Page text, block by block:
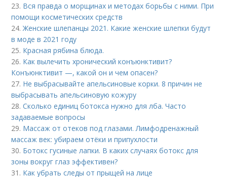
23. Вся правда о морщинах и методах борьбы с ними. При
помощи косметических средств
24.Женские шлепанцы 2021. Какие женские шлепки будут
в моде в 2021 году
25. Красная рябина блюда.
26. Как вылечить хронический конъюнктивит?
Конъюнктивит —, какой он и чем опасен?
27. Не выбрасывайте апельсиновые корки. 8 причин не
выбрасывать апельсиновую кожуру
28.Сколько единиц ботокса нужно для лба. Часто
задаваемые вопросы
29. Массаж от отеков под глазами. Лимфодренажный
массаж век: убираем отёки и припухлости
30. Ботокс гусиные лапки. В каких случаях ботокс для
зоны вокруг глаз эффективен?
31. Как убрать следы от прыщей на лице